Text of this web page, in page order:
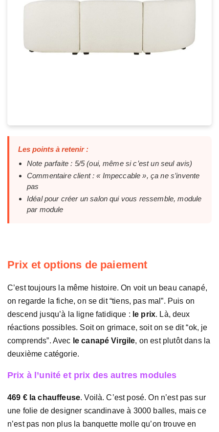
Les points à retenir :
Note parfaite : 5/5 (oui, même si c’est un seul avis)
Commentaire client : « Impeccable », ça ne s’invente
pas
Idéal pour créer un salon qui vous ressemble, module
par module
Prix et options de paiement
C’est toujours la même histoire. On voit un beau canapé,
on regarde la fiche, on se dit “tiens, pas mal”. Puis on
descend jusqu’à la ligne fatidique : le prix. Là, deux
réactions possibles. Soit on grimace, soit on se dit “ok, je
comprends”. Avec le canapé Virgile, on est plutôt dans la
deuxième catégorie.
Prix à l’unité et prix des autres modules
469 € la chauffeuse. Voilà. C’est posé. On n’est pas sur
une folie de designer scandinave à 3000 balles, mais ce
n’est pas non plus la banquette molle qu’on trouve en